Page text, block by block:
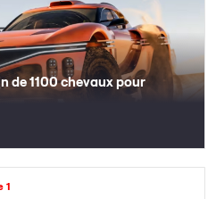
de 1100 chevaux pour
1